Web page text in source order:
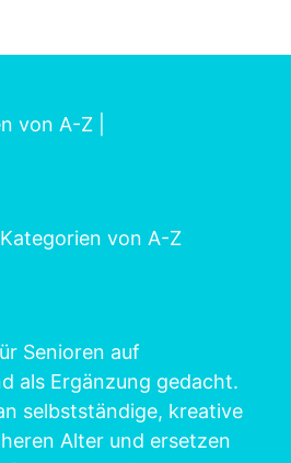
von A-Z
von A-Z
Senioren auf
als Ergänzung gedacht.
selbstständige, kreative
Alter und ersetzen